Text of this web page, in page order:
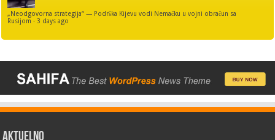
„Neodgovorna strategija“ — Podrška Kijevu vodi Nemačku u vojni obračun sa
Rusijom ·3 days ago